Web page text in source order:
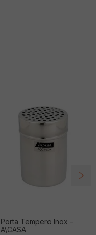
Porta Tempero Inox -
A\CASA